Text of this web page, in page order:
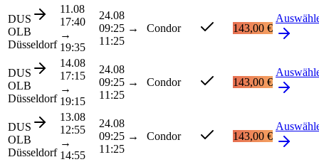
DUS
OLB
Düsseldorf
11.08
17:40
→
19:35
24.08
09:25 →
11:25
Condor 143,00 €
DUS
OLB
Düsseldorf
14.08
17:15
→
19:15
24.08
09:25 →
11:25
Condor 143,00 €
DUS
OLB
Düsseldorf
13.08
12:55
→
14:55
24.08
09:25 →
11:25
Condor 143,00 €